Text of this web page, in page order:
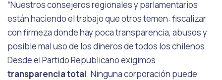
“Nuestros consejeros regionales y parlamentarios
están haciendo el trabajo que otros temen: fiscalizar
con firmeza donde hay poca transparencia, abusos y
posible mal uso de los dineros de todos los chilenos.
Desde el Partido Republicano exigimos
transparencia total. Ninguna corporación puede